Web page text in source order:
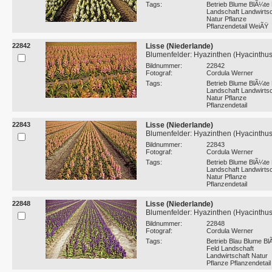
Tags:
Betrieb Blume BlÃ¼te
Landschaft
Natur Pflanze
Pflanzendetail WeiÃŸ
22842
Lisse (Niederlande)
Blumenfelder: Hyazinthen
Bildnummer:
22842
Fotograf:
Cordula Werner
Tags:
Betrieb Blume BlÃ¼te
Landschaft
Natur Pflanze
Pflanzendetail
22843
Lisse (Niederlande)
Blumenfelder: Hyazinthen
Bildnummer:
22843
Fotograf:
Cordula Werner
Tags:
Betrieb Blume BlÃ¼te
Landschaft
Natur Pflanze
Pflanzendetail
22848
Lisse (Niederlande)
Blumenfelder: Hyazinthen
Bildnummer:
22848
Fotograf:
Cordula Werner
Tags:
Betrieb Blau Blume
Feld Landschaft
Landwirtschaft Natur
Pflanze Pflanzendetail